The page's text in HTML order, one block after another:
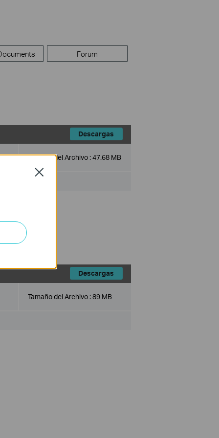
Forum
Descargas
Tamaño del Archivo :47.68 MB
v1 devices).
Descargas
Tamaño del Archivo :89 MB
Close